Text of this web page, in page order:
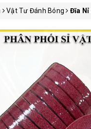
Vật Tư Đánh Bóng Đĩa Nỉ